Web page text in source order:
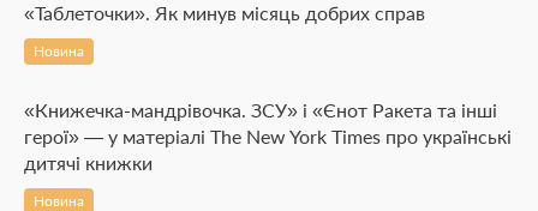
«Таблеточки». Як минув місяць добрих справ
Новина
«Книжечка-мандрівочка. ЗСУ» і «Єнот Ракета та інші
герої» — у матеріалі The New York Times про українські
дитячі книжки
Новина